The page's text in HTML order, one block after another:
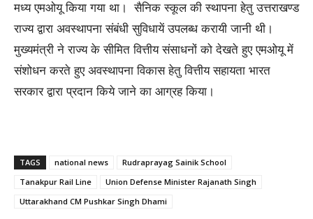
मध्य एमओयू किया गया था। सैनिक स्कूल की स्थापना हेतु उत्तराखण्ड
राज्य द्वारा अवस्थापना संबंधी सुविधायें उपलब्ध करायी जानी थी।
मुख्यमंत्री ने राज्य के सीमित वित्तीय संसाधनों को देखते हुए एमओयू में
संशोधन करते हुए अवस्थापना विकास हेतु वित्तीय सहायता भारत
सरकार द्वारा प्रदान किये जाने का आग्रह किया।
TAGS national news
Rudraprayag Sainik School
Tanakpur Rail Line
Union Defense Minister Rajanath Singh
Uttarakhand CM Pushkar Singh Dhami